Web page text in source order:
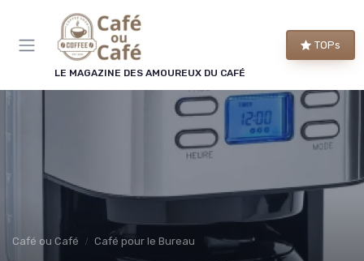
LE MAGAZINE DES AMOUREUX DU CAFÉ
TOPs
Café ou Café Café pour le Bureau
Panneau de gestion des cookies